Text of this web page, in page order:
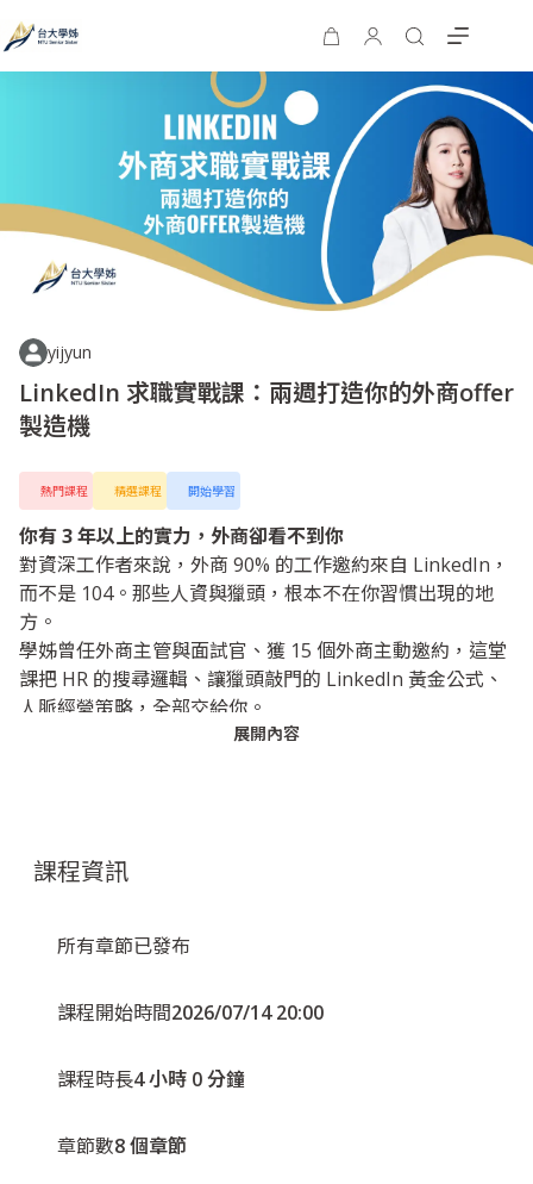
yijyun
LinkedIn 求職實戰課：兩週打造你的外商offer
製造機
熱門課程 精選課程 開始學習
你有 3 年以上的實力，外商卻看不到你
對資深工作者來說，外商 90% 的工作邀約來自 LinkedIn，
而不是 104。那些人資與獵頭，根本不在你習慣出現的地
方。
學姊曾任外商主管與面試官、獲 15 個外商主動邀約，這堂
課把 HR 的搜尋邏輯、讓獵頭敲門的 LinkedIn 黃金公式、
人脈經營策略，全部交給你。
不需要名校背景，不需要漂亮英文，甚至不需要懂
展開內容
課程資訊
所有章節已發布
課程開始時間2026/07/14 20:00
課程時長4 小時 0 分鐘
章節數8 個章節